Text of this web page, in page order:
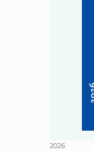
2026